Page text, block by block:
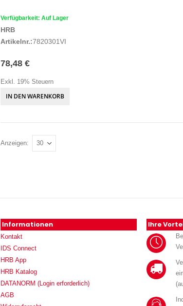
Verfügbarkeit: Auf Lager
HRB
Artikelnr.:7820301VI
78,48 €
Exkl. 19% Steuern
IN DEN WARENKORB
Anzeigen
Informationen
Kontakt
IDS Connect
HRB App
HRB Katalog
DATANORM (Login erforderlich)
AGB
Ihre